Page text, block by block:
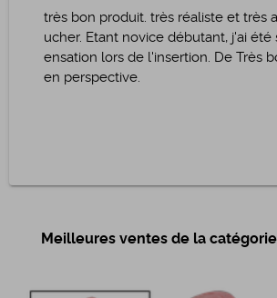
très bon produit. très réaliste et très
ucher. Etant novice débutant, j'ai été
ensation lors de l'insertion. De Très
en perspective.
Meilleures ventes de la